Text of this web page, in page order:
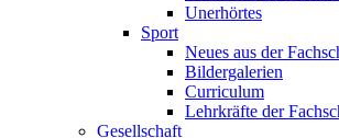
Unerhörtes
Sport
Neues aus der
Bildergalerien
Curriculum
Lehrkräfte der
Gesellschaft